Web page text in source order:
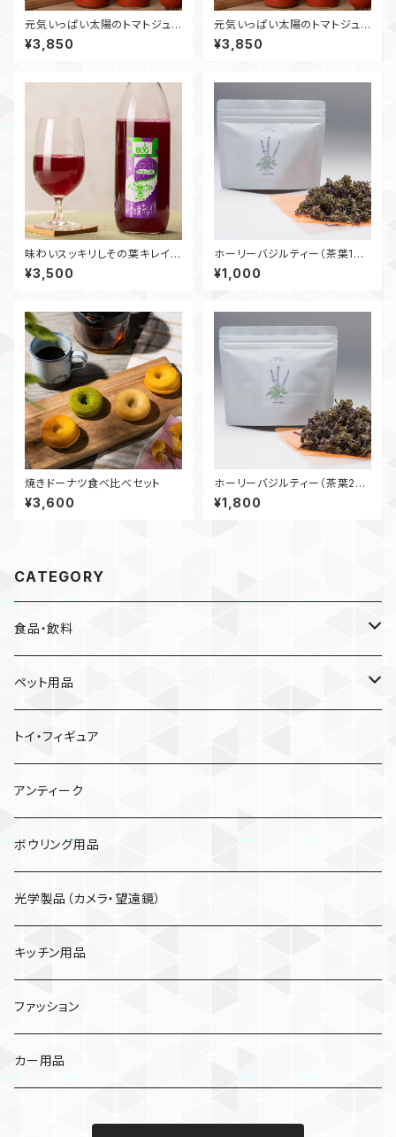
元気いっぱい太陽のトマトジュ
ースセット 1000ml 3本
¥3,850
元気いっぱい太陽のトマトジュ
ースセット(無塩)1000ml 3本
¥3,850
味わいスッキリしその葉キレイ 1
000ml 3本
¥3,500
ホーリーバジルティー（茶葉10
g）
¥1,000
焼きドーナツ食べ比べセット
¥3,600
ホーリーバジルティー（茶葉20
g）
¥1,800
CATEGORY
食品・飲料
ハーブティー
お茶
米
ジュース
菓子
農産物
スイートコーン
アスパラガス
ペット用品
嗜好品
トイ・フィギュア
アンティーク
ボウリング用品
光学製品（カメラ・望遠鏡）
キッチン用品
ファッション
カー用品